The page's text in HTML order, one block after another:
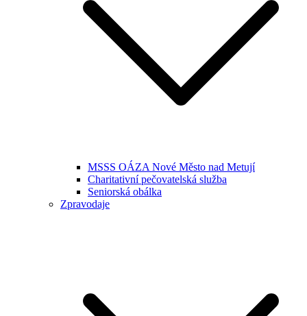
MSSS OÁZA Nové Město nad Metují
Charitativní pečovatelská služba
Seniorská obálka
Zpravodaje